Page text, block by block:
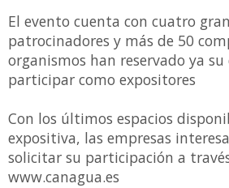
El evento cuenta con cuatro
patrocinadores y más de 50
organismos han reservado ya su
participar como expositores
Con los últimos espacios
expositiva, las empresas
solicitar su participación a
www.canagua.es